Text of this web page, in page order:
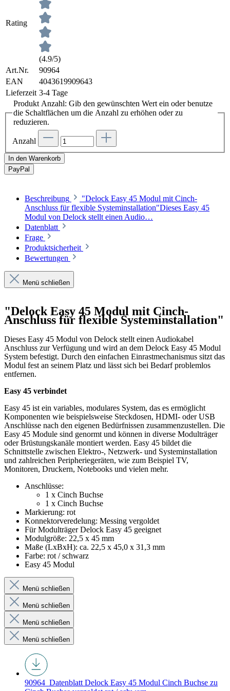
Rating
(4.9/5)
Art.Nr.
90964
EAN
4043619909643
Lieferzeit 3-4 Tage
Produkt Anzahl: Gib den gewünschten Wert ein oder benutze
die Schaltflächen um die Anzahl zu erhöhen oder zu
reduzieren.
Anzahl
In den Warenkorb
PayPal
Beschreibung
"Delock Easy 45 Modul mit Cinch-
Anschluss für flexible Systeminstallation"Dieses Easy 45
Modul von Delock stellt einen Audio…
Datenblatt
Frage
Produktsicherheit
Bewertungen
Menü schließen
"Delock Easy 45 Modul mit Cinch-
Anschluss für flexible Systeminstallation"
Dieses Easy 45 Modul von Delock stellt einen Audiokabel
Anschluss zur Verfügung und wird an dem Delock Easy 45 Modul
System befestigt. Durch den einfachen Einrastmechanismus sitzt das
Modul fest an seinem Platz und lässt sich bei Bedarf problemlos
entfernen.
Easy 45 verbindet
Easy 45 ist ein variables, modulares System, das es ermöglicht
Komponenten wie beispielsweise Steckdosen, HDMI- oder USB
Anschlüsse nach den eigenen Bedürfnissen zusammenzustellen. Die
Easy 45 Module sind genormt und können in diverse Modulträger
oder Brüstungskanäle montiert werden. Easy 45 bildet die
Schnittstelle zwischen Elektro-, Netzwerk- und Systeminstallation
und zahlreichen Peripheriegeräten, wie zum Beispiel TV,
Monitoren, Druckern, Notebooks und vielen mehr.
Anschlüsse:
1 x Cinch Buchse
1 x Cinch Buchse
Markierung: rot
Konnektorveredelung: Messing vergoldet
Für Modulträger Delock Easy 45 geeignet
Modulgröße: 22,5 x 45 mm
Maße (LxBxH): ca. 22,5 x 45,0 x 31,3 mm
Farbe: rot / schwarz
Easy 45 Modul
Menü schließen
Menü schließen
Menü schließen
Menü schließen
90964_Datenblatt Delock Easy 45 Modul Cinch Buchse zu